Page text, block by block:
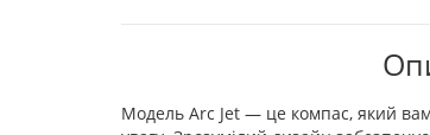
Модель Arc Jet — це компас, який